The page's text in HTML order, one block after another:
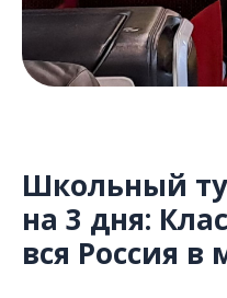
Школьный
на 3 дня:
вся Россия